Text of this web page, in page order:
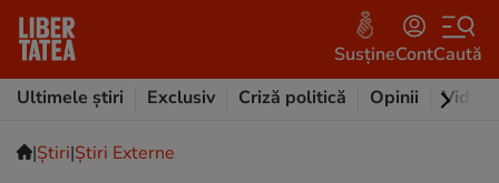
SusțineContCaută
Ultimele știri
Exclusiv Criză politică Opinii Video
|Ştiri|Știri Externe